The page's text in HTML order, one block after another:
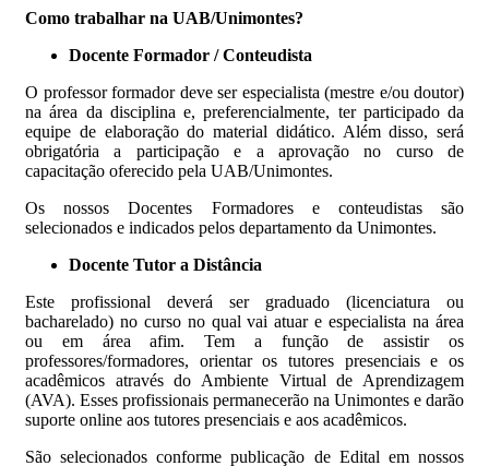
Como trabalhar na UAB/Unimontes?
Docente Formador / Conteudista
O professor formador deve ser especialista (mestre e/ou doutor)
na área da disciplina e, preferencialmente, ter participado da
equipe de elaboração do material didático. Além disso, será
obrigatória a participação e a aprovação no curso de
capacitação oferecido pela UAB/Unimontes.
Os nossos Docentes Formadores e conteudistas são
selecionados e indicados pelos departamento da Unimontes.
Docente Tutor a Distância
Este profissional deverá ser graduado (licenciatura ou
bacharelado) no curso no qual vai atuar e especialista na área
ou em área afim. Tem a função de assistir os
professores/formadores, orientar os tutores presenciais e os
acadêmicos através do Ambiente Virtual de Aprendizagem
(AVA). Esses profissionais permanecerão na Unimontes e darão
suporte online aos tutores presenciais e aos acadêmicos.
São selecionados conforme publicação de Edital em nossos